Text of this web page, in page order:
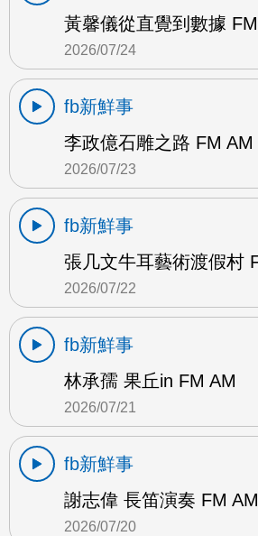
黃馨儀從直覺到數據
2026/07/24
fb新鮮事
李政億石雕之路 FM AM
2026/07/23
fb新鮮事
張几文牛耳藝術渡假村
2026/07/22
fb新鮮事
林承孺 果丘in FM AM
2026/07/21
fb新鮮事
謝志偉 長笛演奏 FM AM
2026/07/20